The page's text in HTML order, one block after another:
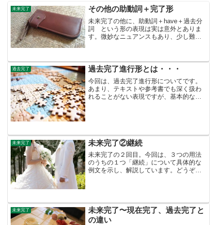
未来完了 その他の助動詞＋完了形
未来完了の他に、助動詞＋have＋過去分
詞 という形の表現は実は意外とありま
す。微妙なニュアンスもあり、少し難し
過去完了 過去完了進行形とは・・・
今回は、過去完了進行形についてです。
あまり、テキストや参考書でも深く扱わ
れることがない表現ですが、基本的な
未来完了 未来完了②継続
未来完了の２回目。今回は、３つの用法
のうちの１つ「継続」について具体的な
例文を示し、解説しています。どうぞご
未来完了
未来完了〜現在完了、過去完了と
の違い